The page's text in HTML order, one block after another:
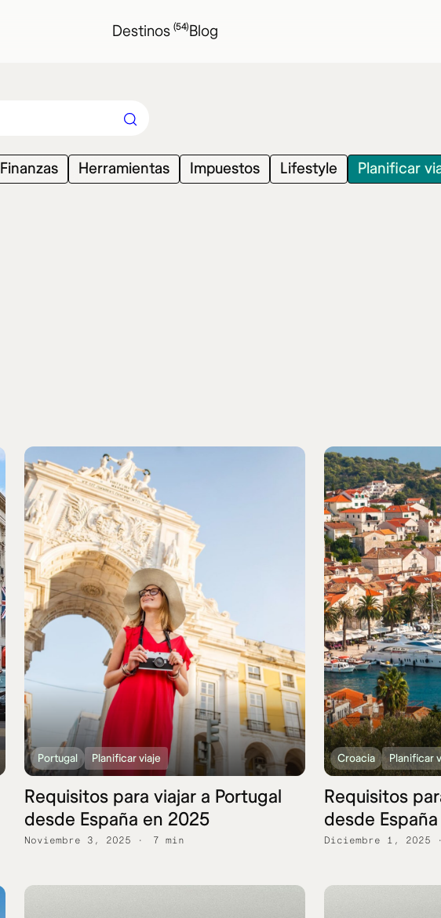
Destinos (54)Blog
Finanzas Herramientas Impuestos Lifestyle Planificar
Portugal Planificar viaje
Requisitos para viajar a Portugal
desde España en 2025
Noviembre 3, 2025 7 min
Croacia Planificar
Requisitos
desde
Diciembre 1, 2025